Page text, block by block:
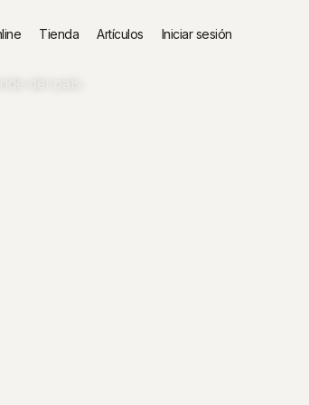
Tienda Artículos Iniciar sesión